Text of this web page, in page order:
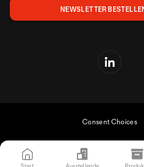
Consent Choices